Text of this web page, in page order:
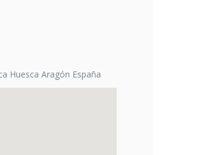
Huesca Aragón España